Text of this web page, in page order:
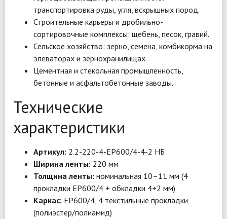
транспортировка руды, угля, вскрышных пород.
Строительные карьеры и дробильно-
сортировочные комплексы: щебень, песок, гравий.
Сельское хозяйство: зерно, семена, комбикорма на
элеваторах и зернохранилищах.
Цементная и стекольная промышленность,
бетонные и асфальтобетонные заводы.
Технические
характеристики
Артикул: 2.2-220-4-EP600/4-4-2 НБ
Ширина ленты: 220 мм
Толщина ленты: номинальная 10–11 мм (4
прокладки EP600/4 + обкладки 4+2 мм)
Каркас: EP600/4, 4 текстильные прокладки
(полиэстер/полиамид)